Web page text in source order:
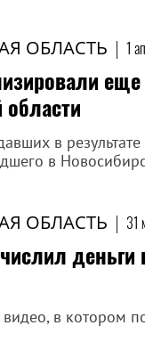
ОБЛАСТЬ | 1
в
в
ОБЛАСТЬ | 31
видео, в котором